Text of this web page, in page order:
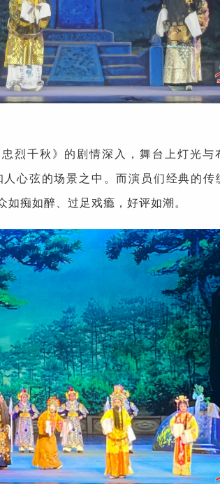
烈千秋》的剧情深入，舞台上灯光与
心弦的场景之中。而演员们经典的传
痴如醉、过足戏瘾，好评如潮。